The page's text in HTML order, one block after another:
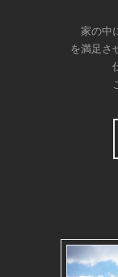
家の中
を満足さ